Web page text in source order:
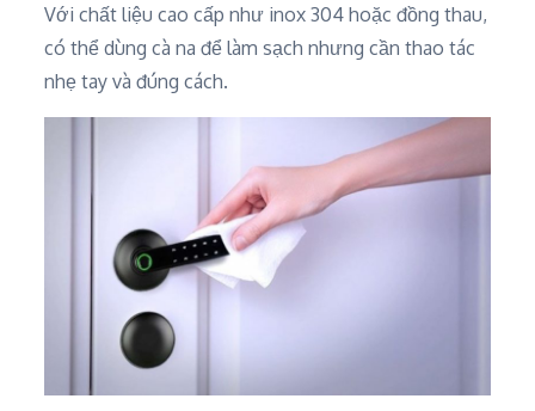
Với chất liệu cao cấp như inox 304 hoặc đồng thau,
có thể dùng cà na để làm sạch nhưng cần thao tác
nhẹ tay và đúng cách.